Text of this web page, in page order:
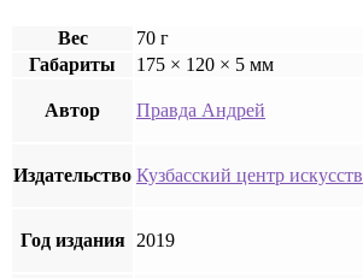
Вес
70 г
Габариты
175 × 120 × 5 мм
Автор Правда Андрей
Издательство Кузбасский центр искусств
Год издания 2019